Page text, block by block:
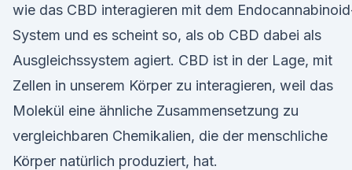
wie das CBD interagieren mit dem
System und es scheint so, als ob CBD dabei als
Ausgleichssystem agiert. CBD ist in der Lage, mit
Zellen in unserem Körper zu interagieren, weil das
Molekül eine ähnliche Zusammensetzung zu
vergleichbaren Chemikalien, die der menschliche
Körper natürlich produziert, hat.